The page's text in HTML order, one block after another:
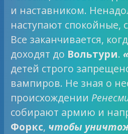
и наставником.
наступают спокойные,
Все заканчивается,
доходят до Вольтури.
детей строго
вампиров. Не зная о
происхождении
собирают армию и
Форкс, чтобы